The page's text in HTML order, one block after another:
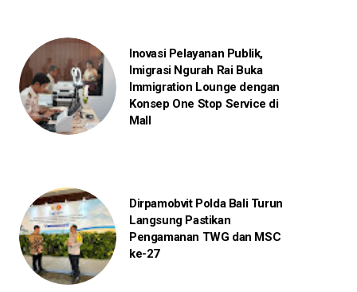
Inovasi Pelayanan Publik,
Imigrasi Ngurah Rai Buka
Immigration Lounge dengan
Konsep One Stop Service di
Mall
Dirpamobvit Polda Bali Turun
Langsung Pastikan
Pengamanan TWG dan MSC
ke-27